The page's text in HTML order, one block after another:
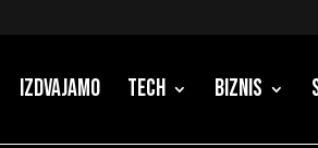
Izdvajamo Tech Biznis